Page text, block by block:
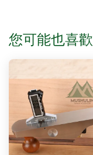
您可能也喜歡